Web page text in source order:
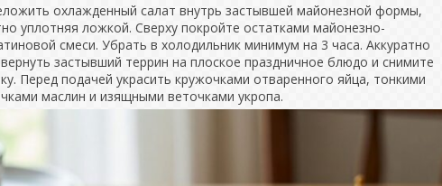
охлажденный салат внутрь застывшей майонезной формы,
уплотняя ложкой. Сверху покройте остатками майонезно-
смеси. Убрать в холодильник минимум на 3 часа. Аккуратно
застывший террин на плоское праздничное блюдо и снимите
Перед подачей украсить кружочками отваренного яйца, тонкими
маслин и изящными веточками укропа.